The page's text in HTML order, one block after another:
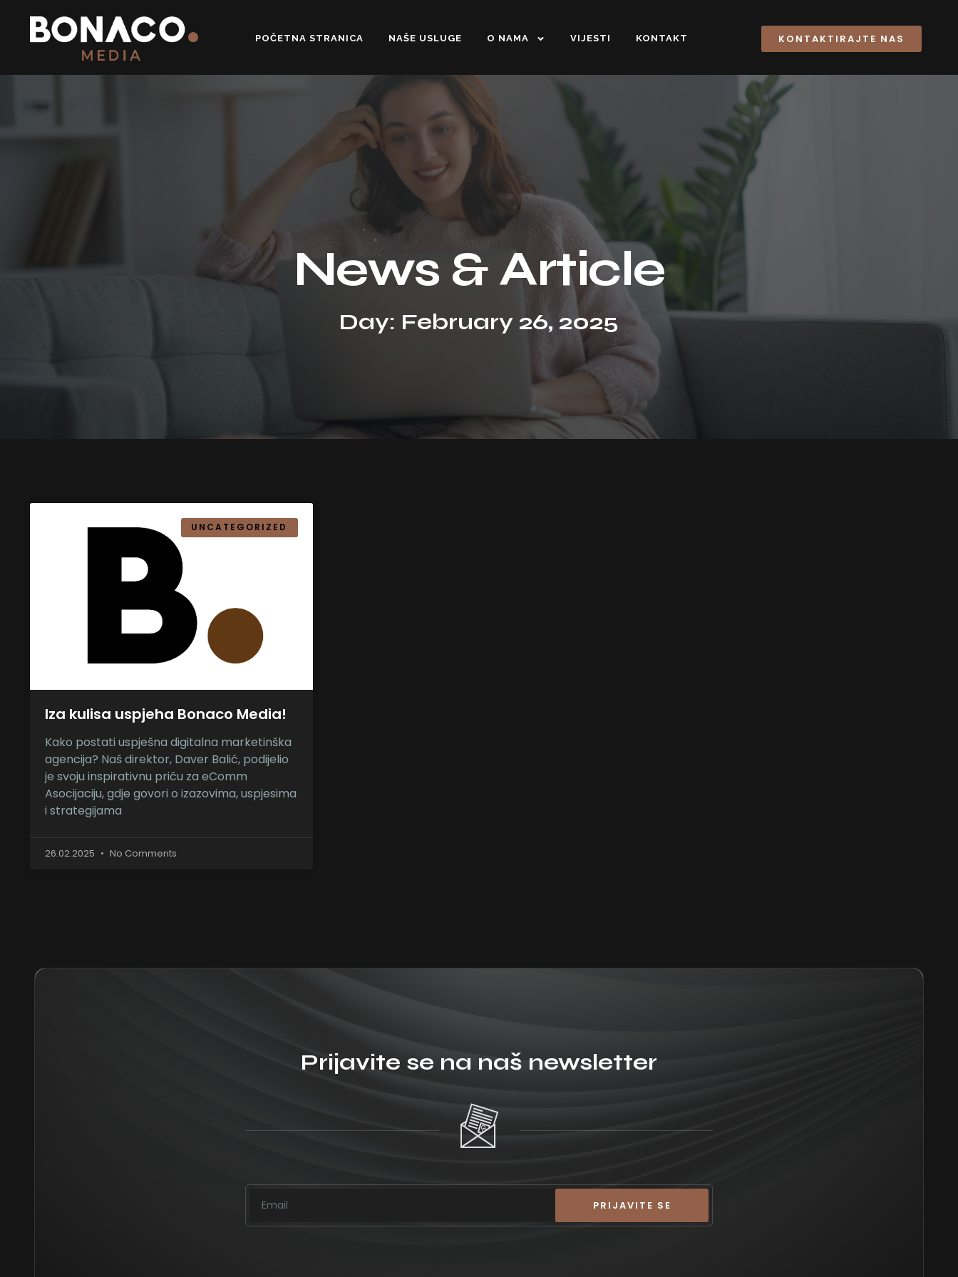
POČETNA STRANICA NAŠE USLUGE O NAMA VIJESTI KONTAKT KONTAKTIRAJTE NAS
News & Article
Day: February 26, 2025
UNCATEGORIZED
Iza kulisa uspjeha Bonaco Media!
Kako postati uspješna digitalna marketinška
agencija? Naš direktor, Daver Balić, podijelio
je svoju inspirativnu priču za eComm
Asocijaciju, gdje govori o izazovima, uspjesima
i strategijama
26.02.2025 No Comments
Prijavite se na naš newsletter
PRIJAVITE SE